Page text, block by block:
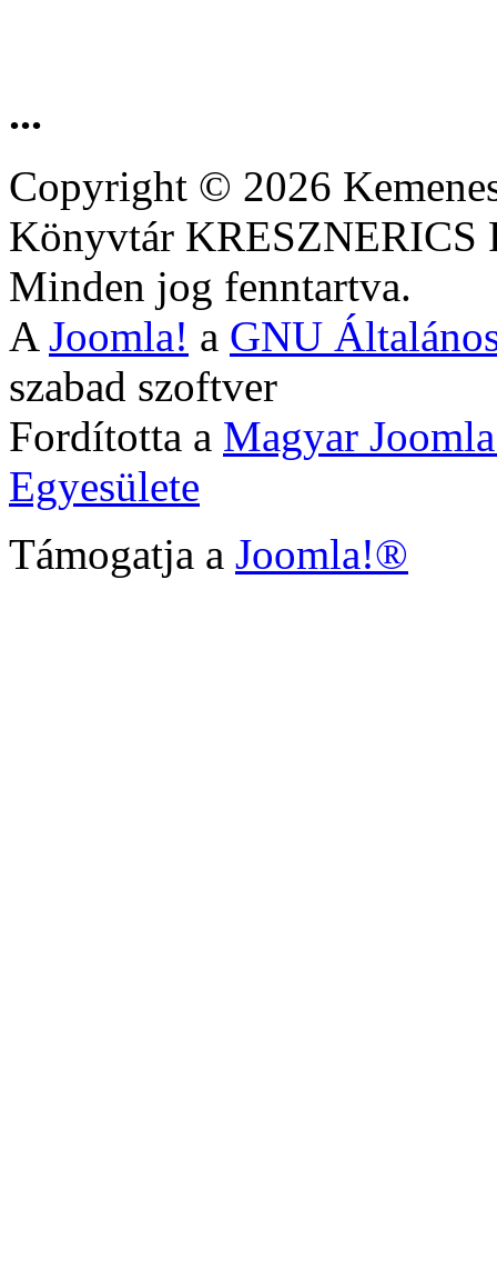
...
Copyright © 2026
Könyvtár
Minden jog fenntartva.
A Joomla! a GNU
szabad szoftver
Fordította a Magyar
Egyesülete
Támogatja a Joomla!®